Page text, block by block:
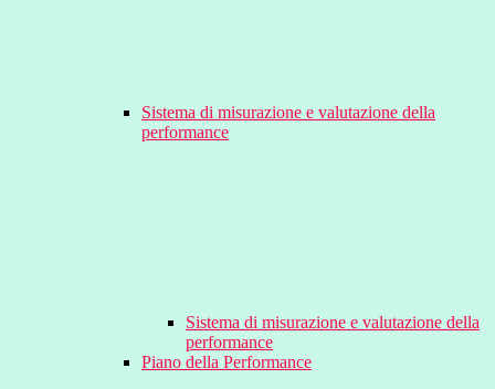
Sistema di misurazione e valutazione della
performance
Sistema di misurazione e valutazione della
performance
Piano della Performance